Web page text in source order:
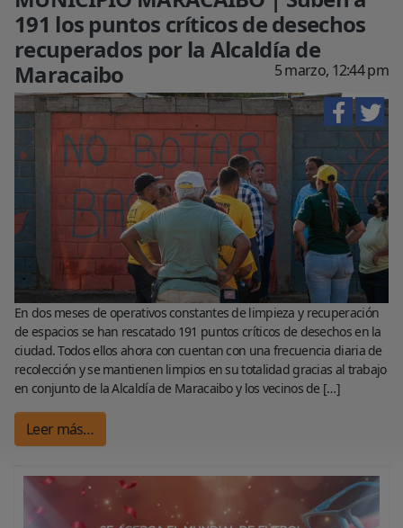
191 los puntos críticos de desechos
recuperados por la Alcaldía de
Maracaibo
5 marzo, 12:44 pm
En dos meses de operativos constantes de limpieza y recuperación
de espacios se han rescatado 191 puntos críticos de desechos en la
ciudad. Todos ellos ahora con cuentan con una frecuencia diaria de
recolección y se mantienen limpios en su totalidad gracias al trabajo
en conjunto de la Alcaldía de Maracaibo y los vecinos de […]
Leer más…